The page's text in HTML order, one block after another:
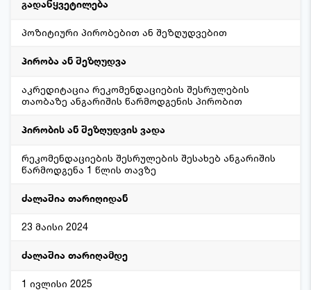
გადაწყვეტილება
პოზიტიური პირობებით ან შეზღუდვებით
პირობა ან შეზღუდვა
აკრედიტაცია რეკომენდაციების შესრულების
თაობაზე ანგარიშის წარმოდგენის პირობით
პირობის ან შეზღუდვის ვადა
რეკომენდაციების შესრულების შესახებ ანგარიშის
წარმოდგენა 1 წლის თავზე
ძალაშია თარიღიდან
23 მაისი 2024
ძალაშია თარიღამდე
1 ივლისი 2025